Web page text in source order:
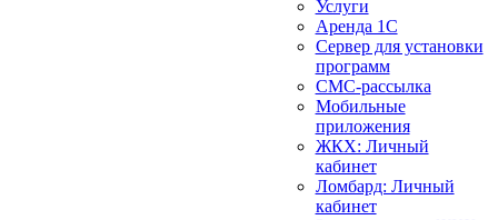
Услуги
Аренда 1С
Сервер для установки
программ
СМС-рассылка
Мобильные
приложения
ЖКХ: Личный
кабинет
Ломбард: Личный
кабинет